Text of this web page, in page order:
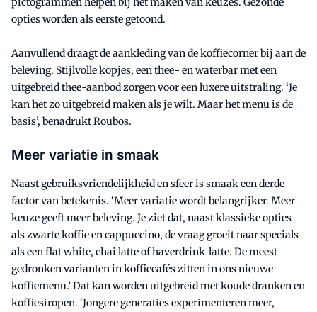
opties worden als eerste getoond.
Aanvullend draagt de aankleding van de koffiecorner bij aan de
beleving. Stijlvolle kopjes, een thee- en waterbar met een
uitgebreid thee-aanbod zorgen voor een luxere uitstraling. ‘Je
kan het zo uitgebreid maken als je wilt. Maar het menu is de
basis’, benadrukt Roubos.
Meer variatie in smaak
Naast gebruiksvriendelijkheid en sfeer is smaak een derde
factor van betekenis. ‘Meer variatie wordt belangrijker. Meer
keuze geeft meer beleving. Je ziet dat, naast klassieke opties
als zwarte koffie en cappuccino, de vraag groeit naar specials
als een flat white, chai latte of haverdrink-latte. De meest
gedronken varianten in koffiecafés zitten in ons nieuwe
koffiemenu.’ Dat kan worden uitgebreid met koude dranken en
koffiesiropen. ‘Jongere generaties experimenteren meer,